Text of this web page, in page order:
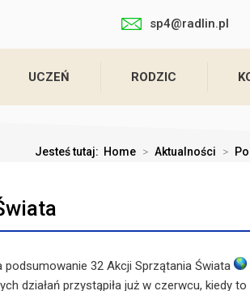
sp4@radlin.pl
UCZEŃ RODZIC
Jesteś tutaj: Home > Aktualności >
podsumowanie 32 Akcji Sprzątania Świata
działań przystąpiła już w czerwcu, kiedy